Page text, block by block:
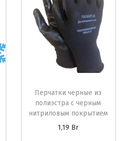
Перчатки черные из
полиэстра с черным
нитриловым покрытием
1,19 Br